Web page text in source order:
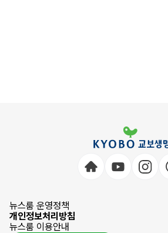
뉴스룸 운영정책
개인정보처리방침
뉴스룸 이용안내